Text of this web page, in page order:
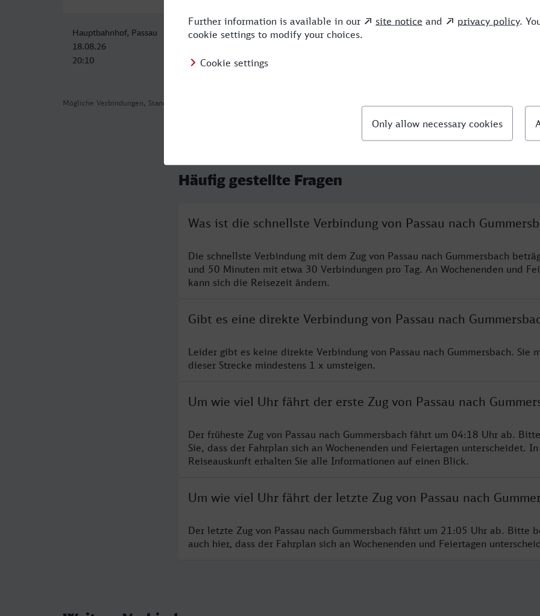
Mögliche Verbindungen, Stand: 2026-08-04 05:41
Hauptbahnhof, Passau
18.08.26
20:10
Gummersbach
07:35
11:25
Häufig gestellte Fragen
Was ist die schnellste Verbindung von Passau nach
Die schnellste Verbindung mit dem Zug von Passau nach Gummersbach
und 50 Minuten mit etwa 30 Verbindungen pro Tag. An Wochenenden und
kann sich die Reisezeit ändern.
Gibt es eine direkte Verbindung von Passau nach
Leider gibt es keine direkte Verbindung von Passau nach Gummersbach. Sie
dieser Strecke mindestens 1 x umsteigen.
Um wie viel Uhr fährt der erste Zug von Passau nach
Der früheste Zug von Passau nach Gummersbach fährt um 04:18 Uhr ab.
Sie, dass der Fahrplan sich an Wochenenden und Feiertagen unterscheidet.
Reiseauskunft erhalten Sie alle Informationen auf einen Blick.
Um wie viel Uhr fährt der letzte Zug von Passau nach
Der letzte Zug von Passau nach Gummersbach fährt um 21:05 Uhr ab. Bitte
auch hier, dass der Fahrplan sich an Wochenenden und Feiertagen